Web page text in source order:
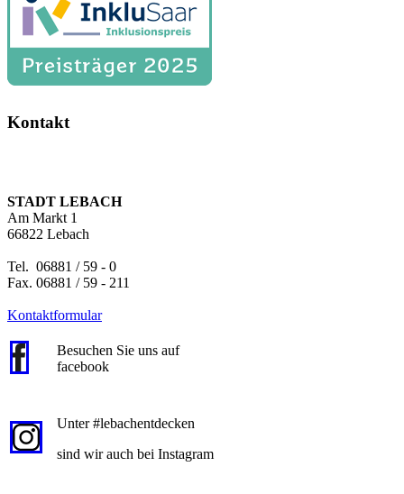
Kontakt
STADT LEBACH
Am Markt 1
66822 Lebach
Tel. 06881 / 59 - 0
Fax. 06881 / 59 - 211
Kontaktformular
Besuchen Sie uns auf
facebook
Unter #lebachentdecken
sind wir auch bei Instagram